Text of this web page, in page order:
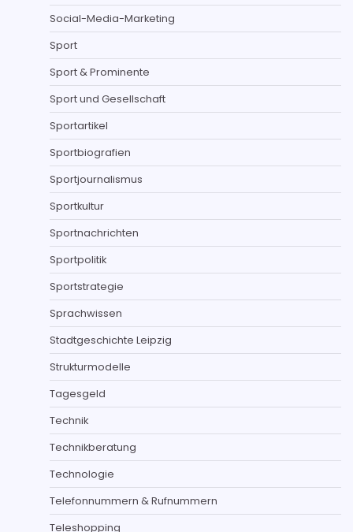
Social-Media-Marketing
Sport
Sport & Prominente
Sport und Gesellschaft
Sportartikel
Sportbiografien
Sportjournalismus
Sportkultur
Sportnachrichten
Sportpolitik
Sportstrategie
Sprachwissen
Stadtgeschichte Leipzig
Strukturmodelle
Tagesgeld
Technik
Technikberatung
Technologie
Telefonnummern & Rufnummern
Teleshopping